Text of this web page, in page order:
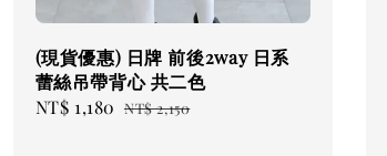
(現貨優惠) 日牌 前後2way 日系
蕾絲吊帶背心 共二色
Sale
NT$ 1,180 Regular
NT$ 2,150